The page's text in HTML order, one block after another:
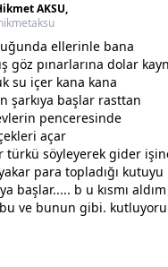
AKSU,
ellerinle bana
göz pınarlarına dolar
su içer kana kana
şarkıya başlar rasttan
penceresinde
açar
türkü söyleyerek gider
para topladığı kutuyu
başlar..... b u kısmı
ve bunun gibi.